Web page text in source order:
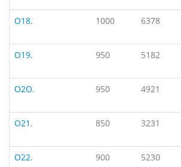
O18.
1000 6378
O19.
950 5182
O2O.
950 4921
O21.
850 3231
O22.
900 5230